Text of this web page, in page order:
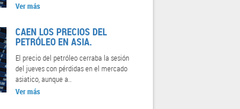
Ver más
CAEN LOS PRECIOS DEL
PETRÓLEO EN ASIA.
El precio del petróleo cerraba la sesión
del jueves con pérdidas en el mercado
asiatico, aunque a..
Ver más